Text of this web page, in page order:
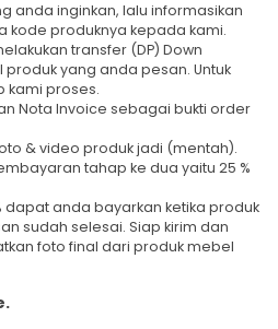
anda inginkan, lalu informasikan
kode produknya kepada kami.
transfer (DP) Down
produk yang anda pesan. Untuk
kami proses.
Nota Invoice sebagai bukti order
& video produk jadi (mentah).
tahap ke dua yaitu 25 %
dapat anda bayarkan ketika produk
sudah selesai. Siap kirim dan
foto final dari produk mebel